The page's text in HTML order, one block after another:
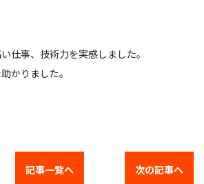
仕事、技術力を実感しました。
かりました。
記事一覧へ 次の記事へ